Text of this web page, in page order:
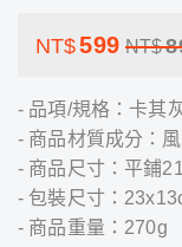
NT$599 NT$
- 品項/規格：卡其
- 商品材質成分：
- 商品尺寸：平鋪
- 包裝尺寸：
- 商品重量：270g